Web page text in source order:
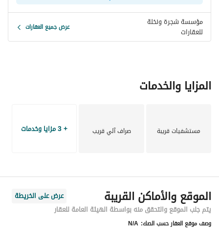
مؤسسة شجرة ونخلة
للعقارات عرض جميع العقارات
المزايا والخدمات
مستشفيات قريبة صراف آلي قريب + 3 مزايا وخدمات
الموقع والأماكن القريبة
عرض على الخريطة
يتم جلب الموقع والتحقق منه بواسطة الهيئة العامة للعقار
وصف موقع العقار حسب الصك: N/A